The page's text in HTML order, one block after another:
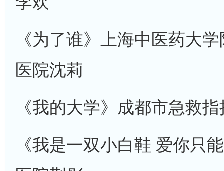
《为了谁》
上海中医药大
医院沈莉
《我的大学》 成都市急救
《我是一双小白鞋 爱你只